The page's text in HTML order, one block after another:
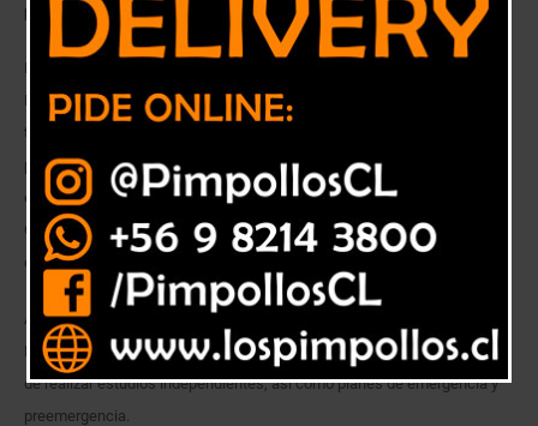
preocuparse del entorno.
Desde hace varios meses el Departamento de Derechos Humanos y
Medio Ambiente del Colegio Médico Valparaíso viene estudiando el
tema de la contaminación en la región. Uno de los hallazgos más
preocupantes se refiere al material particulado fino y ultrafino, que
estaría afectando no solamente a la llamada “zona saturada” de
Concón-Quintero-Puchuncaví, sino a toda la región, dado que por efecto
de los vientos las partículas son arrastradas hacia otros sectores.
Así lo dio a conocer la presidenta de este Departamento del Colegio
Médico Valparaíso, Dra. Juanita Fernández, quien apuntó a la necesidad
de realizar estudios independientes, así como planes de emergencia y
preemergencia.